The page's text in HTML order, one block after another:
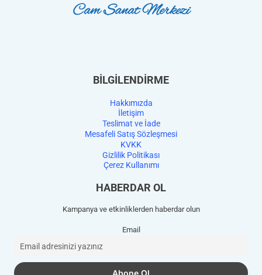
BİLGİLENDİRME
Hakkımızda
İletişim
Teslimat ve İade
Mesafeli Satış Sözleşmesi
KVKK
Gizlilik Politikası
Çerez Kullanımı
HABERDAR OL
Kampanya ve etkinliklerden haberdar olun
Email